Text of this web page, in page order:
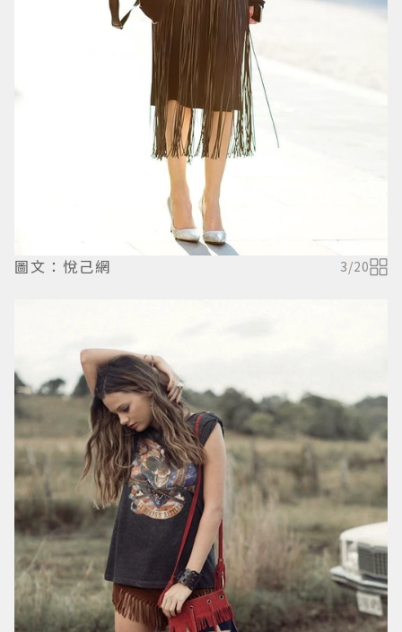
圖文：悅己網 3/20